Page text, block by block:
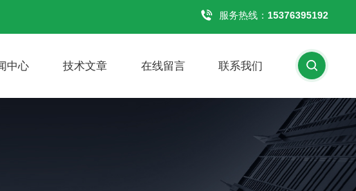
服务热线： 15376395192
中心 技术文章 在线留言 联系我们